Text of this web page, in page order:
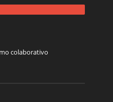
colaborativo